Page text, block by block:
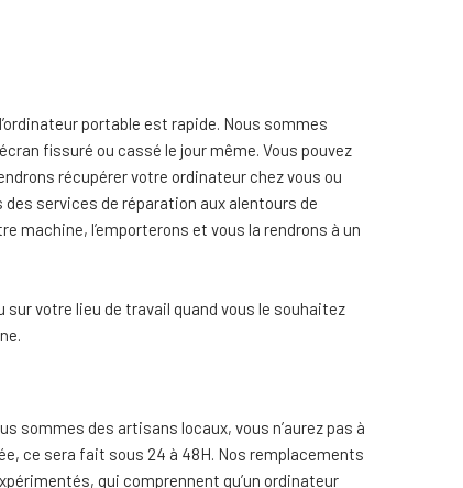
portable est rapide. Nous sommes
fissuré ou cassé le jour même. Vous pouvez
récupérer votre ordinateur chez vous ou
services de réparation aux alentours de
machine, l’emporterons et vous la rendrons à un
votre lieu de travail quand vous le souhaitez
sommes des artisans locaux, vous n’aurez pas à
ce sera fait sous 24 à 48H. Nos remplacements
qui comprennent qu’un ordinateur